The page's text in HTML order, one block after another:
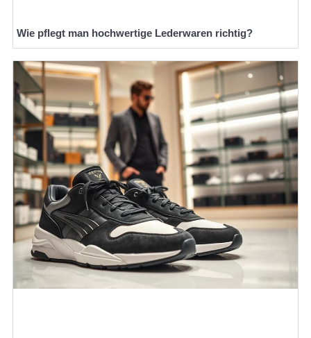
Wie pflegt man hochwertige Lederwaren richtig?